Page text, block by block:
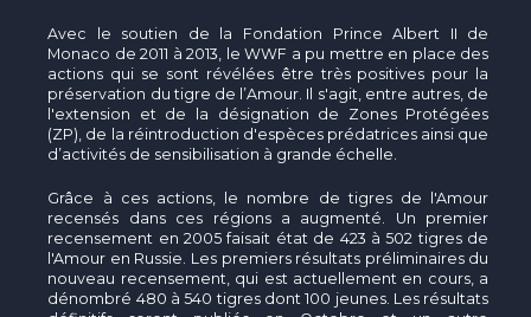
Avec le soutien de la Fondation Prince Albert II de
Monaco de 2011 à 2013, le WWF a pu mettre en place des
actions qui se sont révélées être très positives pour la
préservation du tigre de l’Amour. Il s'agit, entre autres, de
l'extension et de la désignation de Zones Protégées
(ZP), de la réintroduction d'espèces prédatrices ainsi que
d’activités de sensibilisation à grande échelle.
Grâce à ces actions, le nombre de tigres de l'Amour
recensés dans ces régions a augmenté. Un premier
recensement en 2005 faisait état de 423 à 502 tigres de
l'Amour en Russie. Les premiers résultats préliminaires du
nouveau recensement, qui est actuellement en cours, a
dénombré 480 à 540 tigres dont 100 jeunes. Les résultats